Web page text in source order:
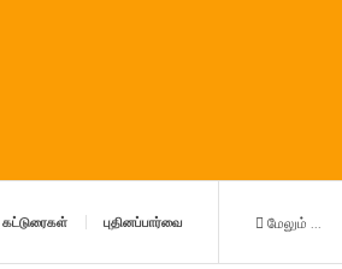
புதினப்பார்வை மேலும் ...